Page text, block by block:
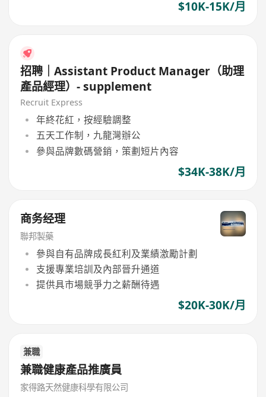
$10K-15K/月
招聘｜Assistant Product Manager（助理
產品經理）- supplement
Recruit Express
年終花紅，按經驗調整
五天工作制，九龍灣辦公
參與品牌數碼營銷，策劃短片內容
$34K-38K/月
商务经理
聯邦製藥
參與自有品牌成長紅利及業績激勵計劃
支援專業培訓及內部晉升通道
提供具市場競爭力之薪酬待遇
$20K-30K/月
兼職
兼職健康產品推廣員
家得路天然健康科學有限公司